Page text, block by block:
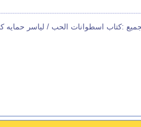
:كتاب اسطوانات الحب / لياسر حمايه